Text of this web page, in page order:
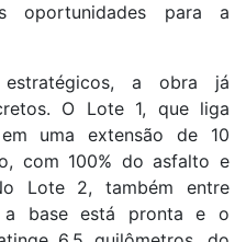
oportunidades para a
a obra já
O Lote 1, que liga
uma extensão de 10
com 100% do asfalto e
Lote 2, também entre
a base está pronta e o